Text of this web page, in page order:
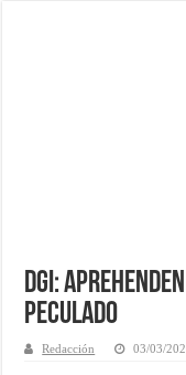
DGI:
Peculado
Redacción 03/03/